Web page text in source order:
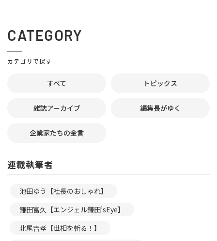
CATEGORY
カテゴリで探す
すべて トピックス
雑誌アーカイブ 編集長がゆく
企業家たちの金言
連載執筆者
池田ゆう【社長のおしゃれ】
鎌田富久【エンジェル鎌田’sEye】
北尾吉孝【世相を斬る！】